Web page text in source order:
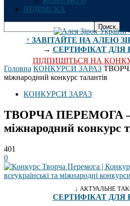
ПІДПИСКА
↑ ЗАВІТАЙТЕ НА АЛЕЮ
→ СЕРТИФІКАТ ДЛЯ
ПІДПИШІТЬСЯ НА
Головна КОНКУРСИ ЗАРАЗ
міжнародний конкурс талантів
КОНКУРСИ ЗАРАЗ
ТВОРЧА ПЕРЕМОГА
міжнародний конкурс
401
0
↓ АКТУАЛЬНЕ
СЕРТИФІКАТ ДЛЯ